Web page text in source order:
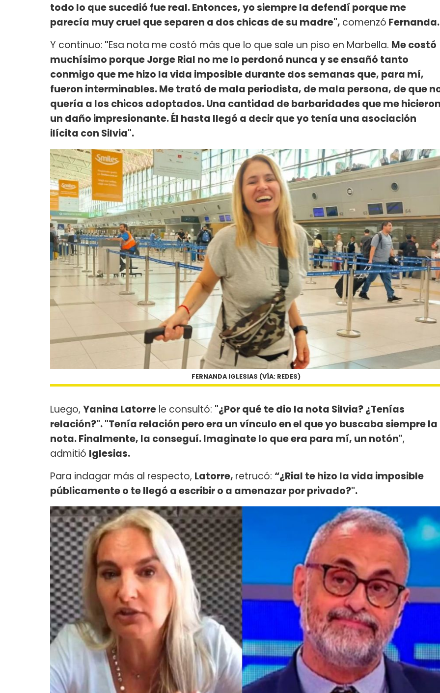
todo lo que sucedió fue real. Entonces, yo siempre la defendí porque me
parecía muy cruel que separen a dos chicas de su madre", comenzó
Y continuo: "Esa nota me costó más que lo que sale un piso en Marbella. Me costó
muchísimo porque Jorge Rial no me lo perdonó nunca y se ensañó tanto
conmigo que me hizo la vida imposible durante dos semanas que, para mí,
fueron interminables. Me trató de mala periodista, de mala persona, de que
quería a los chicos adoptados. Una cantidad de barbaridades que me
un daño impresionante. Él hasta llegó a decir que yo tenía una asociación
ilícita con Silvia".
FERNANDA IGLESIAS (VÍA: REDES)
Luego, Yanina Latorre le consultó: "¿Por qué te dio la nota Silvia? ¿Tenías
relación?". "Tenía relación pero era un vínculo en el que yo buscaba siempre la
nota. Finalmente, la conseguí. Imaginate lo que era para mí, un notón",
admitió Iglesias.
Para indagar más al respecto, Latorre, retrucó: “¿Rial te hizo la vida imposible
públicamente o te llegó a escribir o a amenazar por privado?".